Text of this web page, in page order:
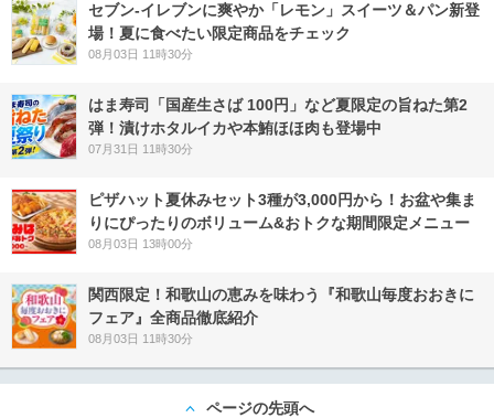
セブン‐イレブンに爽やか「レモン」スイーツ＆パン新登
場！夏に食べたい限定商品をチェック
08月03日 11時30分
はま寿司「国産生さば 100円」など夏限定の旨ねた第2
弾！漬けホタルイカや本鮪ほほ肉も登場中
07月31日 11時30分
ピザハット夏休みセット3種が3,000円から！お盆や集ま
りにぴったりのボリューム&おトクな期間限定メニュー
08月03日 13時00分
関西限定！和歌山の恵みを味わう『和歌山毎度おおきに
フェア』全商品徹底紹介
08月03日 11時30分
ページの先頭へ